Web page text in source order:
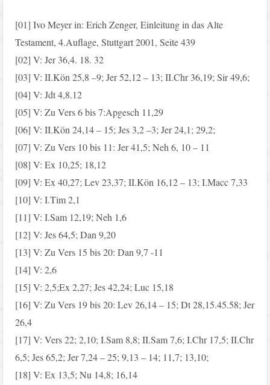
[01] Ivo Meyer in: Erich Zenger, Einleitung in das Alte
Testament, 4.Auflage, Stuttgart 2001, Seite 439
[02] V: Jer 36,4. 18. 32
[03] V: II.Kön 25,8 –9; Jer 52,12 – 13; II.Chr 36,19; Sir 49,6;
[04] V: Jdt 4,8.12
[05] V: Zu Vers 6 bis 7:Apgesch 11,29
[06] V: II.Kön 24,14 – 15; Jes 3,2 –3; Jer 24,1; 29,2;
[07] V: Zu Vers 10 bis 11: Jer 41,5; Neh 6, 10 – 11
[08] V: Ex 10,25; 18,12
[09] V: Ex 40,27; Lev 23,37; II.Kön 16,12 – 13; I.Macc 7,33
[10] V: I.Tim 2,1
[11] V: I.Sam 12,19; Neh 1,6
[12] V: Jes 64,5; Dan 9,20
[13] V: Zu Vers 15 bis 20: Dan 9,7 -11
[14] V: 2,6
[15] V: 2,5;Ex 2,27; Jes 42,24; Luc 15,18
[16] V: Zu Vers 19 bis 20: Lev 26,14 – 15; Dt 28,15.45.58; Jer
26,4
[17] V: Vers 22; 2,10; I.Sam 8,8; II.Sam 7,6; I.Chr 17,5; II.Chr
6,5; Jes 65,2; Jer 7,24 – 25; 9,13 – 14; 11,7; 13,10;
[18] V: Ex 13,5; Nu 14,8; 16,14